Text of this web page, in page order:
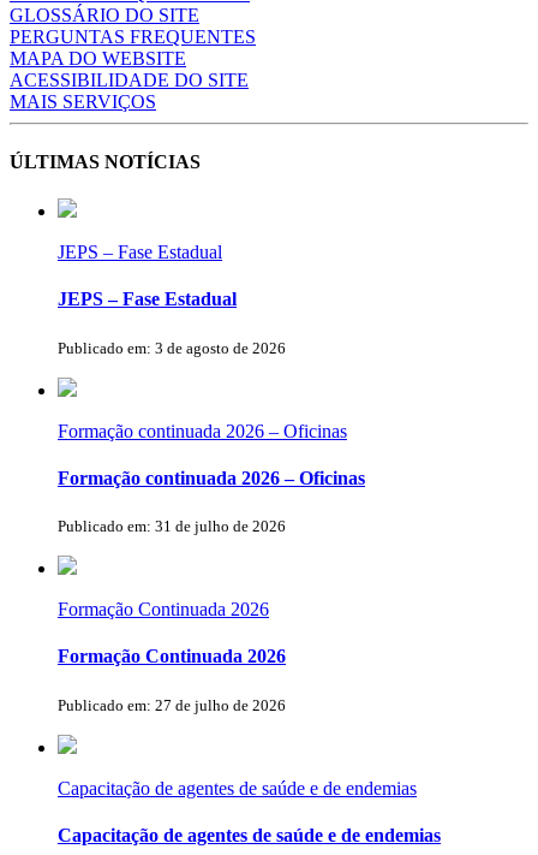
GLOSSÁRIO DO SITE
PERGUNTAS FREQUENTES
MAPA DO WEBSITE
ACESSIBILIDADE DO SITE
MAIS SERVIÇOS
ÚLTIMAS NOTÍCIAS
JEPS – Fase Estadual
JEPS – Fase Estadual
Publicado em: 3 de agosto de 2026
Formação continuada 2026 – Oficinas
Formação continuada 2026 – Oficinas
Publicado em: 31 de julho de 2026
Formação Continuada 2026
Formação Continuada 2026
Publicado em: 27 de julho de 2026
Capacitação de agentes de saúde e de endemias
Capacitação de agentes de saúde e de endemias